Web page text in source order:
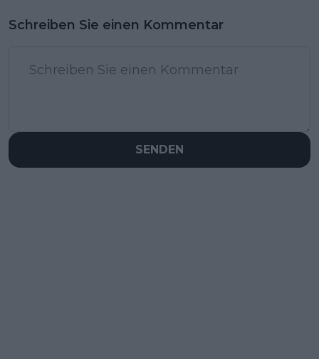
Schreiben Sie einen Kommentar
SENDEN